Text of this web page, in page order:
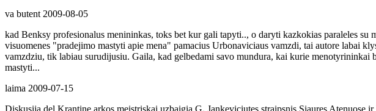
va butent 2009-08-05
kad Benksy profesionalus menininkas, toks bet kur gali tapyti.., o daryti kazkokias paraleles
visuomenes "pradejimo mastyti apie mena" pamacius Urbonaviciaus vamzdi, tai autore labai
vamzdziu, tik labiau surudijusiu. Gaila, kad gelbedami savo mundura, kai kurie
mastyti...
laima 2009-07-15
Diskusija del Krantine arkos meistriskai uzbaigia G. Jankeviciutes straipsnis Siaures